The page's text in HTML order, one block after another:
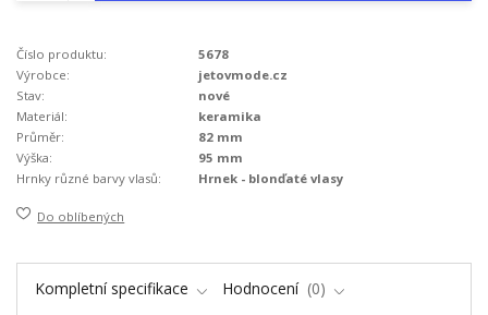
Číslo produktu:
5678
Výrobce:
jetovmode.cz
Stav:
nové
Materiál:
keramika
Průměr:
82 mm
Výška:
95 mm
Hrnky různé barvy vlasů:
Hrnek - blonďaté vlasy
Do oblíbených
Kompletní specifikace Hodnocení
0